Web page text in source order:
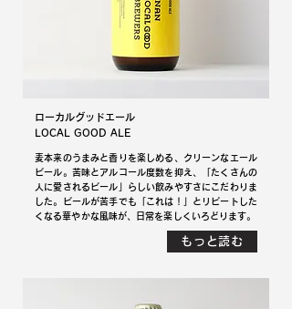
ローカルグッドエール
​LOCAL GOOD ALE
麦本来のうまみと香りを楽しめる、クリーンなエール
ビール。苦味とアルコール度数を抑え、「たくさんの
人に愛されるビール」らしい飲みやすさにこだわりま
した。ビールが苦手でも「これは！」とリピートした
くなる華やかな風味が、日常を楽しくいろどります。
もっと読む